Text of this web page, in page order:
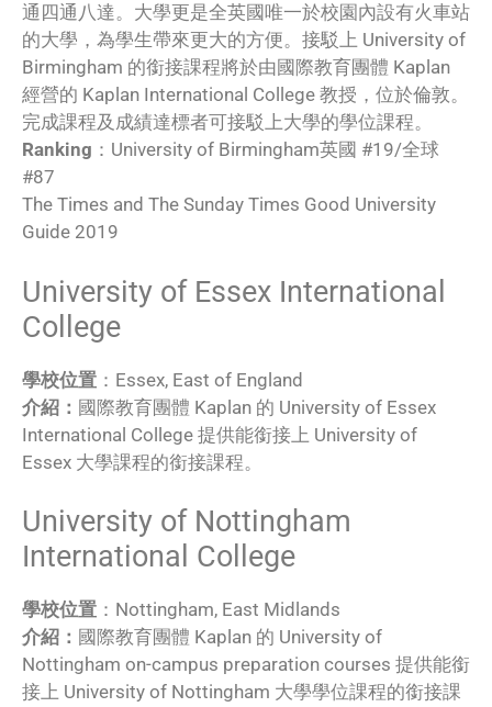
通四通八達。大學更是全英國唯一於校園內設有火車站
的大學，為學生帶來更大的方便。接駁上 University of
Birmingham 的銜接課程將於由國際教育團體 Kaplan
經營的 Kaplan International College 教授，位於倫敦。
完成課程及成績達標者可接駁上大學的學位課程。
Ranking ：University of Birmingham英國 #19/全球
#87
The Times and The Sunday Times Good University
Guide 2019
University of Essex International
College
學校位置 ：Essex, East of England
介紹： 國際教育團體 Kaplan 的 University of Essex
International College 提供能銜接上 University of
Essex 大學課程的銜接課程。
University of Nottingham
International College
學校位置 ：Nottingham, East Midlands
介紹： 國際教育團體 Kaplan 的 University of
Nottingham on-campus preparation courses 提供能銜
接上 University of Nottingham 大學學位課程的銜接課